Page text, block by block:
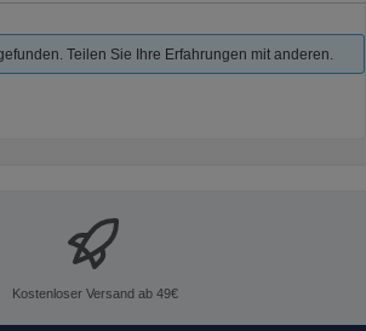
Teilen Sie Ihre Erfahrungen mit anderen.
Kostenloser Versand ab 49€